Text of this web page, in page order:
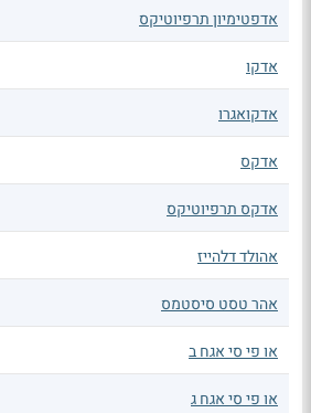
אדפטימיון תרפיוטיקס
אדקו
אדקואגרו
אדקס
אדקס תרפיוטיקס
אהולד דלהייז
אהר טסט סיסטמס
או פי סי אגח ב
או פי סי אגח ג